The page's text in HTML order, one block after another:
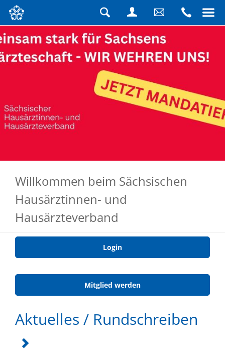
Suche
Navigation
überspringen
Login
Sie
uns
eine
Nachricht
uns
an
Willkommen beim Sächsischen
Hausärztinnen- und
Hausärzteverband
Login
Mitglied werden
Aktuelles / Rundschreiben